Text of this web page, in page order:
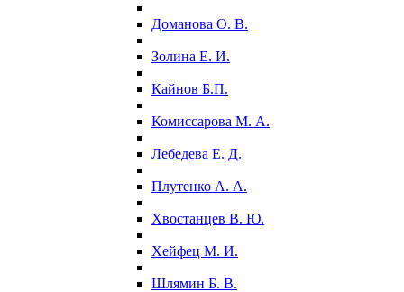
Доманова О. В.
Золина Е. И.
Кайнов Б.П.
Комиссарова М. А.
Лебедева Е. Д.
Плутенко А. А.
Хвостанцев В. Ю.
Хейфец М. И.
Шлямин Б. В.